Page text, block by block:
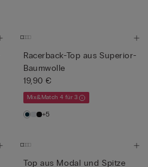
Racerback-Top aus Superior-
Baumwolle
19,90 €
Mix&Match 4 für 3
+5
Top aus Modal und Spitze